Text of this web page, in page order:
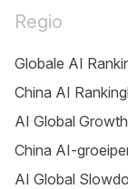
Regio
Globale AI
China AI
AI Global
China AI-
AI Global